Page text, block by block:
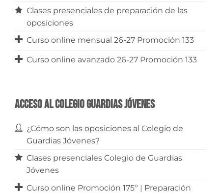
Clases presenciales de preparación de las
oposiciones
Curso online mensual 26-27 Promoción 133
Curso online avanzado 26-27 Promoción 133
Acceso al Colegio Guardias Jóvenes
¿Cómo son las oposiciones al Colegio de
Guardias Jóvenes?
Clases presenciales Colegio de Guardias
Jóvenes
Curso online Promoción 175º | Preparación